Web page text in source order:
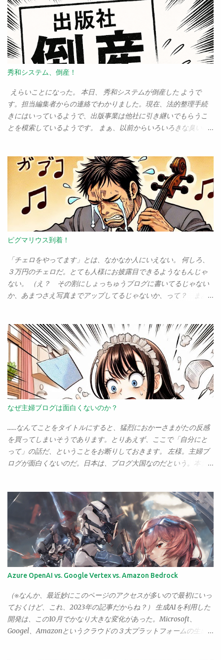
ってるくせに、実は「ユーカリが丘」だぁ？ どこが歴史の街
だ？ と突っ込まれるのはしょうがない。僕もそう思うから。 実
をいえば、今回の家を見つけて購入を考えたとき、最後まで引っ
かかっていたのが、この「ユーカリが丘」という場所だった。だ
って、「ユーカリが丘」だぜぇ？ こんなこっ恥ずかしい名前の
街に、住みたいか？ また、ここは「山万」というデベロッパーが
牛耳っている町だ、というのも引っかかっていた。ユーカリが丘
は、村上龍のカンブリア宮殿で「奇跡の街」として取り上げられ
たためか、「山万というデベロッパーによって長期的な視点から
開発が進められている、すばらしい街」のような印象があるかも
しれないが、これは見ようによっては「何から何まで、山万とい
むが易しだ。とにかく転居を決め、引っ越してきたのだけど、こ
のユーカリが丘という街は存外、いい街であることがわかってき
た。 その１：いいパン屋が多い 市原の何が嫌だったといって、
「うまいパン屋がない」ことだった。これは、実は我が家にとっ
てはとても重要な事なのだ。そのため、わざわざ千葉市までパン
を買いに行ったりしていたくらいだからね。が、ユーカリが丘・
志津の周辺にはうまいパン屋が何軒もある。これだけで、「いい
街」決定だ。 パン屋に限らない。中華料理は、お手頃でうまい店
があちこちにあるし、イタリアンもフレンチも、本格的なお店が
そこいらにある。市原では、車で30分以内にいけるところで「ま
ともなイタリアン・フレンチ」は数えるほどしかなかったことを
考えれば、ここは天国だ。 もちろん、もっと都会にいけば、素敵
秀和システム、倒産！
えらいことになった。 本日、 秀和システムが倒産した ようで
す。担当編集者からの連絡でわかりました。現在、法的整理手続
きにはいっているようで、出版事業は他社に引き継いでもらうこ
とを模索しているようです。 まぁ、以前からいろいろきな臭い噂
本を秀和から出していたからなぁ。その印税が、今後すべてはい
らなくなるわけだ。これはかなりきつい。路頭に迷うぞ。 という
わけで、書籍の企画はたくさんありますので、コンピュータ関係
の出版社さん、どうかお仕事を下さい。よろしくお願いします！
連絡先は、 syoda@tuyano.com まで。本気で困ってます！
（※「倒産」と書いたけど、会社は現時点ではまだ法的には存続し
ているとのこと。なので「倒産した」は不正確でした。正確には
「倒産する予定」だな（苦笑）） 追記 その後、事業を引き継ぐと
ころが出てきて「秀和システム新社」として再建されました。ま
ぁ、これまで出した本の印税は全部諦めるしかない（ただし前に
出た本でも今後新たに発生する印税は大丈夫）けど、とりあえず
新社で本も出たし、担当の編集者もそのまま新社に移れたし、秀
の中そんなもんよ。 （そもそも大手出版社の人間がこんなブログ
なんか見てねーって）
ピグマリウス到着！
「チェロをやってます」とは、なかなか人にいえない。 何しろ、
３万円のチェロだ。とても人様にお披露目できるようなもんじゃ
ない。 （え？ その割にしょっちゅうブログに書いてるじゃない
か、あまつさえ写真までアップしてるじゃないか、って？ まあ
は「３万円チェロの男」なのである。 と ても「趣味はチェロで
す」なんていえない、アマチュアチェリストの末席を汚すのさえ
ためらわれる、そういう存在なのである。 などと卑下して書いて
いるが、このステンター、思いの外よい楽器だ。たかが３万円と
あなどることなかれ。 ちゃーんと弾けばチェロの音がする。それ
だけでたいしたもんだと思う。 「やっぱり最初からン十万のしっ
かりしたものを使うべきだ」というごもっともなご意見はよっく
わかる。 が、この不況下、そんな選択肢など最初からない人間の
方が多いのだ。 「諦めるか、激安なチェロを手に入れるか」とい
う二者択一なら、オレはどんな粗悪品だって「手に入れる」ほう
を選ぶさ。 どんな安物であれ、「あきらめる」よりは百億倍はマ
シだ。 が。新居に引っ越して半年あまり、そこそこ練習するよう
だろう、そう思うだけでちょいとばかり胸ときめこうってもんじ
ゃないか、なぁ？ というわけで、悩むこと半年。 ようやく本日、
「まとも」なチェロを手にすることになったのでした。 買ったの
は、ピグマリウス・デリウスのスタンダード。 そして弓はもちろ
ん、アルシェのSA3001。20万前後のチェロの中ではもっとも評判
がいいものだと思う。 とりあえず、試し弾き程度でも……と思って
おそるおそる弾いてみたが——おぉ。 音が違う。 なるほど、これ
がピグマリウスかぁ。 買っただけで、腕があがった気分だ。 さ
て、これで逃げ場はなくなった。 無伴奏チェロソナタ、ぼちぼち
次の曲に進まんとなぁ。
なぜ主婦ブログは面白くないのか？
……なんてことをタイトルにすると、猛烈におかーさまがたの反感
を買ってしまいそうであります。とりあえず、ここで「自分にと
って」の話だ、ということをお断りしておきます。 左様。主婦ブ
ログが面白くないのだ。日本は、ブログ大国なのだという。本当
見るにつけ、どうも「こういう人たちの書いたブログは、なぜか
全く面白くない（←僕にとって、ね。世間全般ということではな
くて）」ということがわかってきた。それが「主婦」の書くブロ
グなのだ。 女性のブログ、というわけではないらしい。なぜな
ら、働く女性の書くブログの中には、面白いもの、興味深いもの
もいろいろとあるからだ。が、主婦のブログでは、「面白いも
の」に出会うことはあっても、「興味深い」ものに出会うことが
まずないのだ。なので、面白いものがあっても、「はははは、面
白かった」でおしまい、となってしまう。その後がない。 が、そ
うしたものが人気がないわけではない。むしろ、僕の書いてる下
手なブログなんぞよりはるかにアクセス数も読者も多いところは
ごまんとある。あるが……、読んでも「なんで人気があるの？」と
Azure OpenAI vs. Google Vertex vs. Amazon Bedrock
（※なんか、最近妙にこのページのアクセスが多いので最初にいっ
ておくけど、これ、2023年の記事だからね？） 生成AIを利用した
開発は、この10月でかなり大きな変化があった。Microsoft、
Googel、Amazonというクラウドの３大プラットフォームの生成